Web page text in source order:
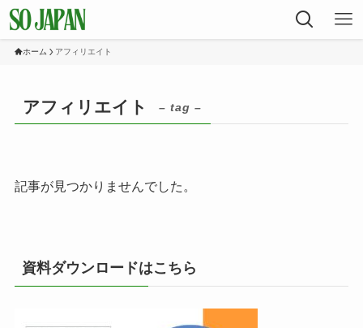
ホーム アフィリエイト
アフィリエイト – tag –
記事が見つかりませんでした。
資料ダウンロードはこちら